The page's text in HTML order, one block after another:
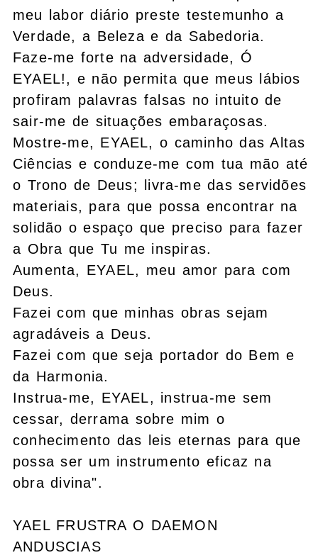
meu labor diário preste testemunho a
Verdade, a Beleza e da Sabedoria.
Faze-me forte na adversidade, Ó
EYAEL!, e não permita que meus lábios
profiram palavras falsas no intuito de
sair-me de situações embaraçosas.
Mostre-me, EYAEL, o caminho das Altas
Ciências e conduze-me com tua mão até
o Trono de Deus; livra-me das servidões
materiais, para que possa encontrar na
solidão o espaço que preciso para fazer
a Obra que Tu me inspiras.
Aumenta, EYAEL, meu amor para com
Deus.
Fazei com que minhas obras sejam
agradáveis a Deus.
Fazei com que seja portador do Bem e
da Harmonia.
Instrua-me, EYAEL, instrua-me sem
cessar, derrama sobre mim o
conhecimento das leis eternas para que
possa ser um instrumento eficaz na
obra divina".
YAEL FRUSTRA O DAEMON
ANDUSCIAS